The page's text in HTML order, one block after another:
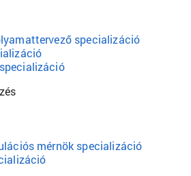
specializáció
mérnök specializáció